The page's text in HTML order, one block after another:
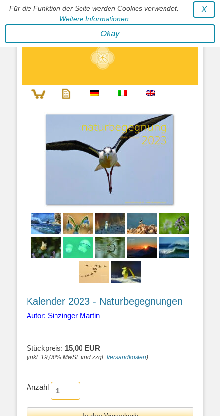
Für die Funktion der Seite werden Cookies verwendet.
Weitere Informationen
X
Okay
Stephan Wunderlich Verlag
Literatur zur Förderung der Gestaltfähigkeit des Lebens
Kalender 2023 - Naturbegegnungen
Autor: Sinzinger Martin
Stückpreis: 15,00 EUR
(inkl. 19,00% MwSt. und zzgl. Versandkosten)
Anzahl